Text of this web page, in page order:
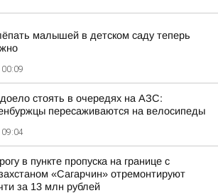
малышей в детском саду теперь
00:09
стоять в очередях на АЗС:
пересаживаются на велосипеды
09:04
в пункте пропуска на границе с
«Сагарчин» отремонтируют
за 13 млн рублей